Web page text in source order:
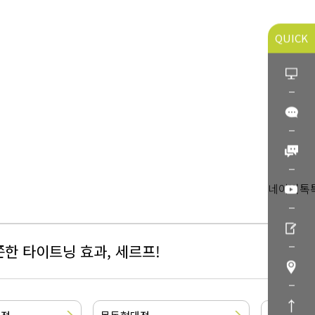
타이트닝 효과, 세르프!
QUICK
네이버톡